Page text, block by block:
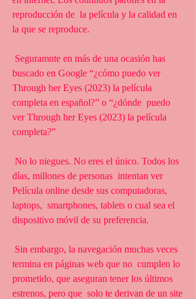
reproducción de  la película y la calidad en
la que se reproduce.
buscado en Google “¿cómo puedo ver
Through her Eyes (2023) la película
completa en español?” o “¿dónde  puedo
ver Through her Eyes (2023) la película
completa?”
días, millones de personas  intentan ver
Película online desde sus computadoras,
laptops,  smartphones, tablets o cual sea el
dispositivo móvil de su preferencia.
termina en páginas web que no  cumplen lo
prometido, que aseguran tener los últimos
estrenos, pero que  solo te derivan de un site